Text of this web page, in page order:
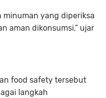
minuman yang diperiksa
aman dikonsumsi,” ujar
food safety tersebut
langkah